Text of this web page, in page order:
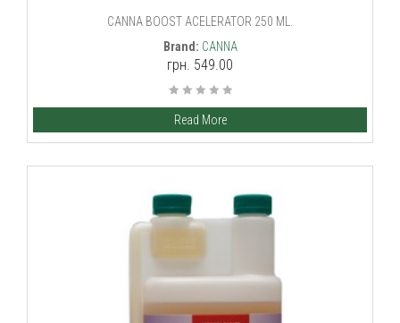
CANNA BOOST ACELERATOR 250 ML.
Brand: CANNA
грн. 549.00
Read More